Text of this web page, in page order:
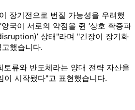
장기전으로 번질 가능성을 우려했
국이 서로의 약점을 쥔 ‘상호 확증파
상태"라며 "긴장이 장기화
했습니다.
류와 반도체라는 양대 전략 자산을
이 시작됐다"고 표현했습니다.